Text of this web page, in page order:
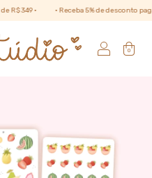
• Receba 5% de desconto pagando no
0